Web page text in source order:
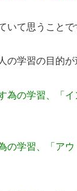
いて思うことで
の学習の目的が
為の学習、「
の学習、「ア